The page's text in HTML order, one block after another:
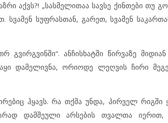
აქვს?! „სასმელითაა სავსე ქინთები თუ
სვამენ სუფრასთან, გარეთ, სვამენ
გვირგვინში“. ანჩისხატში წირვაზე
დამელივნა, ორიოდე ლეღვის ჩირი
ჰყავს. რა თქმა უნდა, პირველ რიგში
დამშეული არსების თვალთა